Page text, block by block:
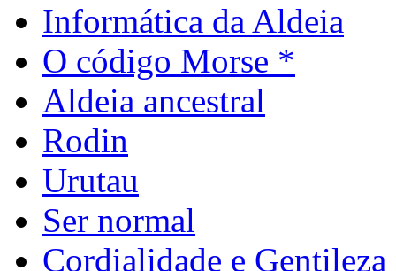
Informática da Aldeia
O código Morse *
Aldeia ancestral
Rodin
Urutau
Ser normal
Cordialidade e Gentileza